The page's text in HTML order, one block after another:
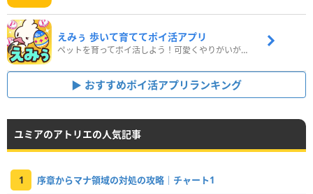
えみぅ 歩いて育ててポイ活アプリ
ペットを育ってポイ活しよう！可愛くやりがいがある新感覚アプリ
おすすめポイ活アプリランキング
ユミアのアトリエの人気記事
1 序章からマナ領域の対処の攻略｜チャート1